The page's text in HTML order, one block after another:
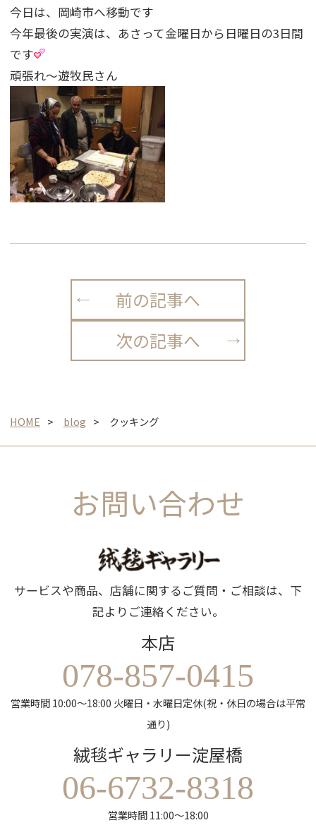
今日は、岡崎市へ移動です
今年最後の実演は、あさって金曜日から日曜日の3日間
です
頑張れ〜遊牧民さん
前の記事へ
次の記事へ
HOME blog クッキング
お問い合わせ
サービスや商品、店舗に関するご質問・ご相談は、下
記よりご連絡ください。
本店
078-857-0415
営業時間 10:00～18:00 火曜日・水曜日定休(祝・休日の場合は平常
通り)
絨毯ギャラリー淀屋橋
06-6732-8318
営業時間 11:00～18:00